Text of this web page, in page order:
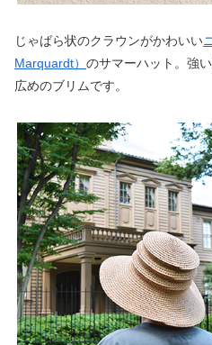
じゃばら状のクラウンがかわいい
Marquardt） のサマーハット。強
広めのブリムです。